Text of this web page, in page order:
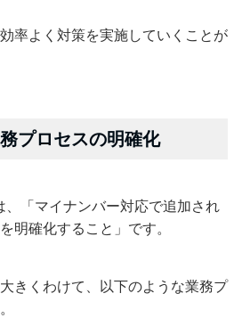
率よく対策を実施していくことが
プロセスの明確化
、「マイナンバー対応で追加され
明確化すること」です。
きくわけて、以下のような業務プ